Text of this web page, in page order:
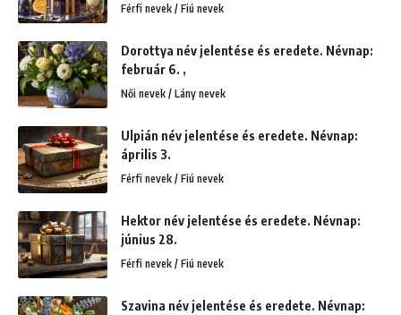
Férfi nevek / Fiú nevek
Dorottya név jelentése és eredete. Névnap:
február 6. ,
Női nevek / Lány nevek
Ulpián név jelentése és eredete. Névnap:
április 3.
Férfi nevek / Fiú nevek
Hektor név jelentése és eredete. Névnap:
június 28.
Férfi nevek / Fiú nevek
Szavina név jelentése és eredete. Névnap: